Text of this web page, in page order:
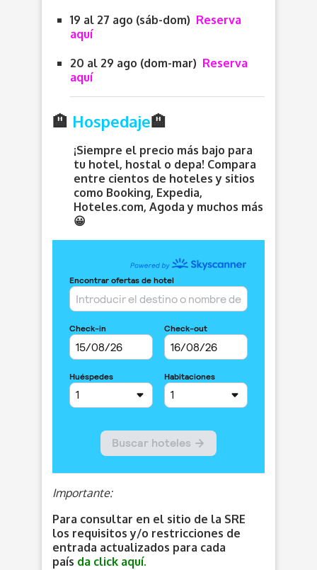
19 al 27 ago (sáb-dom) Reserva
aquí
20 al 29 ago (dom-mar) Reserva
aquí
🏨 Hospedaje🏨
¡Siempre el precio más bajo para
tu hotel, hostal o depa! Compara
entre cientos de hoteles y sitios
como Booking, Expedia,
Hoteles.com, Agoda y muchos más
😀
Importante:
Para consultar en el sitio de la SRE
los requisitos y/o restricciones de
entrada actualizados para cada
país da click aquí.